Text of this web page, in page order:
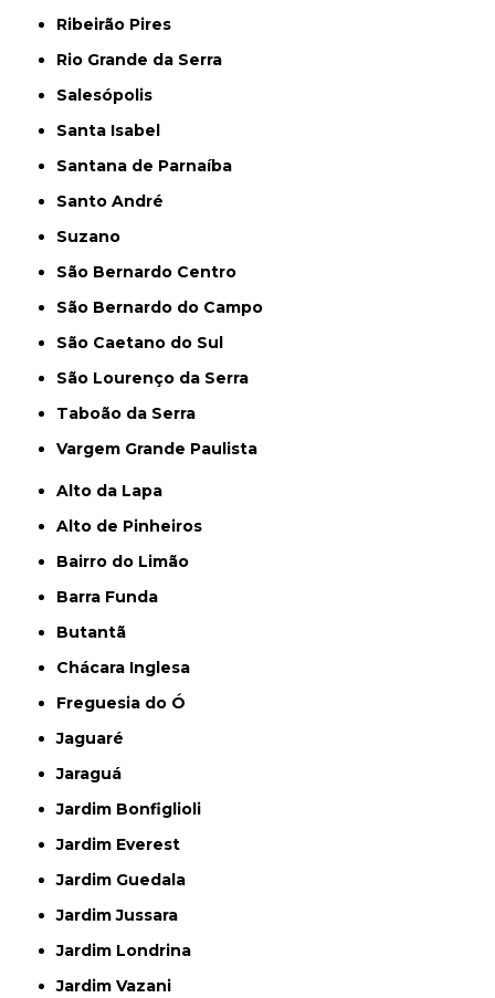
Ribeirão Pires
Rio Grande da Serra
Salesópolis
Santa Isabel
Santana de Parnaíba
Santo André
Suzano
São Bernardo Centro
São Bernardo do Campo
São Caetano do Sul
São Lourenço da Serra
Taboão da Serra
Vargem Grande Paulista
Alto da Lapa
Alto de Pinheiros
Bairro do Limão
Barra Funda
Butantã
Chácara Inglesa
Freguesia do Ó
Jaguaré
Jaraguá
Jardim Bonfiglioli
Jardim Everest
Jardim Guedala
Jardim Jussara
Jardim Londrina
Jardim Vazani